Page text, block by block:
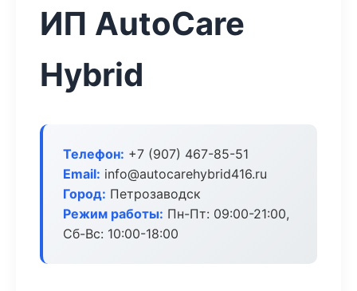
ИП AutoCare
Hybrid
Телефон: +7 (907) 467-85-51
Email: info@autocarehybrid416.ru
Город: Петрозаводск
Режим работы: Пн-Пт: 09:00-21:00,
Сб-Вс: 10:00-18:00